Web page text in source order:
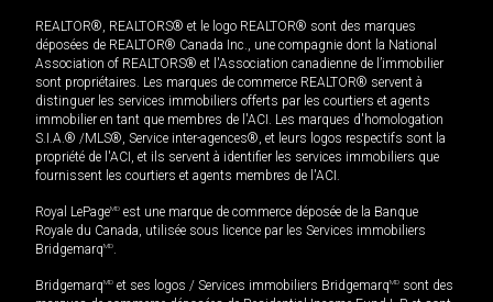
REALTOR®, REALTORS® et le logo REALTOR® sont des marques
déposées de REALTOR® Canada Inc., une compagnie dont la National
Association of REALTORS® et l'Association canadienne de l’immobilier
sont propriétaires. Les marques de commerce REALTOR® servent à
distinguer les services immobiliers offerts par les courtiers et agents
immobilier en tant que membres de l'ACI. Les marques d'homologation
S.I.A.® /MLS®, Service inter-agences®, et leurs logos respectifs sont la
propriété de l'ACI, et ils servent à identifier les services immobiliers que
fournissent les courtiers et agents membres de l'ACI.
Royal LePageMD est une marque de commerce déposée de la Banque
Royale du Canada, utilisée sous licence par les Services immobiliers
BridgemarqMD.
BridgemarqMD et ses logos / Services immobiliers BridgemarqMD sont des